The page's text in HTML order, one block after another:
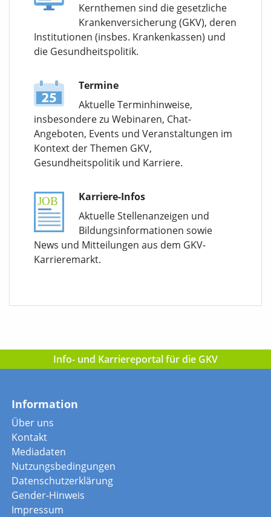
Kernthemen sind die gesetzliche
Krankenversicherung (GKV), deren
Institutionen (insbes. Krankenkassen) und
die Gesundheitspolitik.
Termine
Aktuelle Terminhinweise,
insbesondere zu Webinaren, Chat-
Angeboten, Events und Veranstaltungen im
Kontext der Themen GKV,
Gesundheitspolitik und Karriere.
Karriere-Infos
Aktuelle Stellenanzeigen und
Bildungsinformationen sowie
News und Mitteilungen aus dem GKV-
Karrieremarkt.
Info- und Karriereportal für die GKV
Information
Über uns
Kontakt
Mediadaten
Nutzungsbedingungen
Datenschutzerklärung
Gender-Hinweis
Impressum